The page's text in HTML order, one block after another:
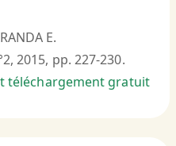
E.
2015, pp. 227-230.
téléchargement gratuit